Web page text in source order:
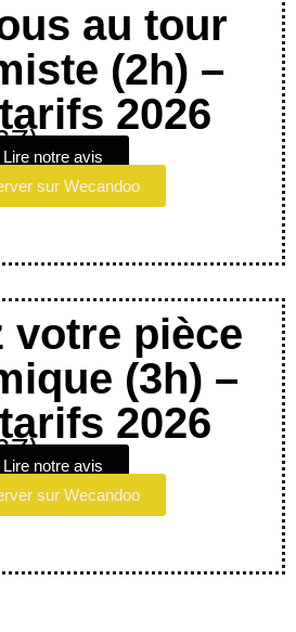
au tour
(2h) –
2026
Lire notre avis
sur Wecandoo
votre pièce
(3h) –
2026
Lire notre avis
sur Wecandoo